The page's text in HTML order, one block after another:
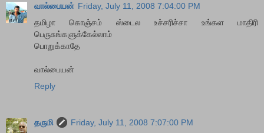
வால்பையன் Friday, July 11, 2008 7:04:00 PM
தமிழா கொஞ்சம் ஸ்டைல உச்சரிச்சா உங்கள மாதிரி
பெருசுங்களுக்கேல்லாம்
பொறுக்காதே
வால்பையன்
Reply
தருமி
Friday, July 11, 2008 7:07:00 PM